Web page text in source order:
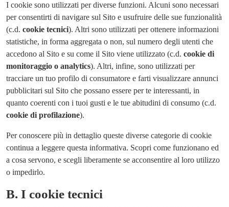
I cookie sono utilizzati per diverse funzioni. Alcuni sono necessari
per consentirti di navigare sul Sito e usufruire delle sue funzionalità
(c.d. cookie tecnici). Altri sono utilizzati per ottenere informazioni
statistiche, in forma aggregata o non, sul numero degli utenti che
accedono al Sito e su come il Sito viene utilizzato (c.d. cookie di
monitoraggio o analytics). Altri, infine, sono utilizzati per
tracciare un tuo profilo di consumatore e farti visualizzare annunci
pubblicitari sul Sito che possano essere per te interessanti, in
quanto coerenti con i tuoi gusti e le tue abitudini di consumo (c.d.
cookie di profilazione).
Per conoscere più in dettaglio queste diverse categorie di cookie
continua a leggere questa informativa. Scopri come funzionano ed
a cosa servono, e scegli liberamente se acconsentire al loro utilizzo
o impedirlo.
B. I cookie tecnici